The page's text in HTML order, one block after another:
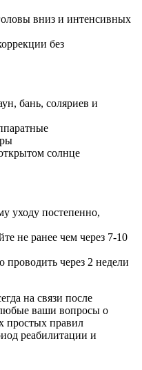
вниз и интенсивных
без
бань, соляриев и
солнце
уходу постепенно,
не ранее чем через 7-10
через 2 недели
на связи после
ваши вопросы о
простых правил
реабилитации и